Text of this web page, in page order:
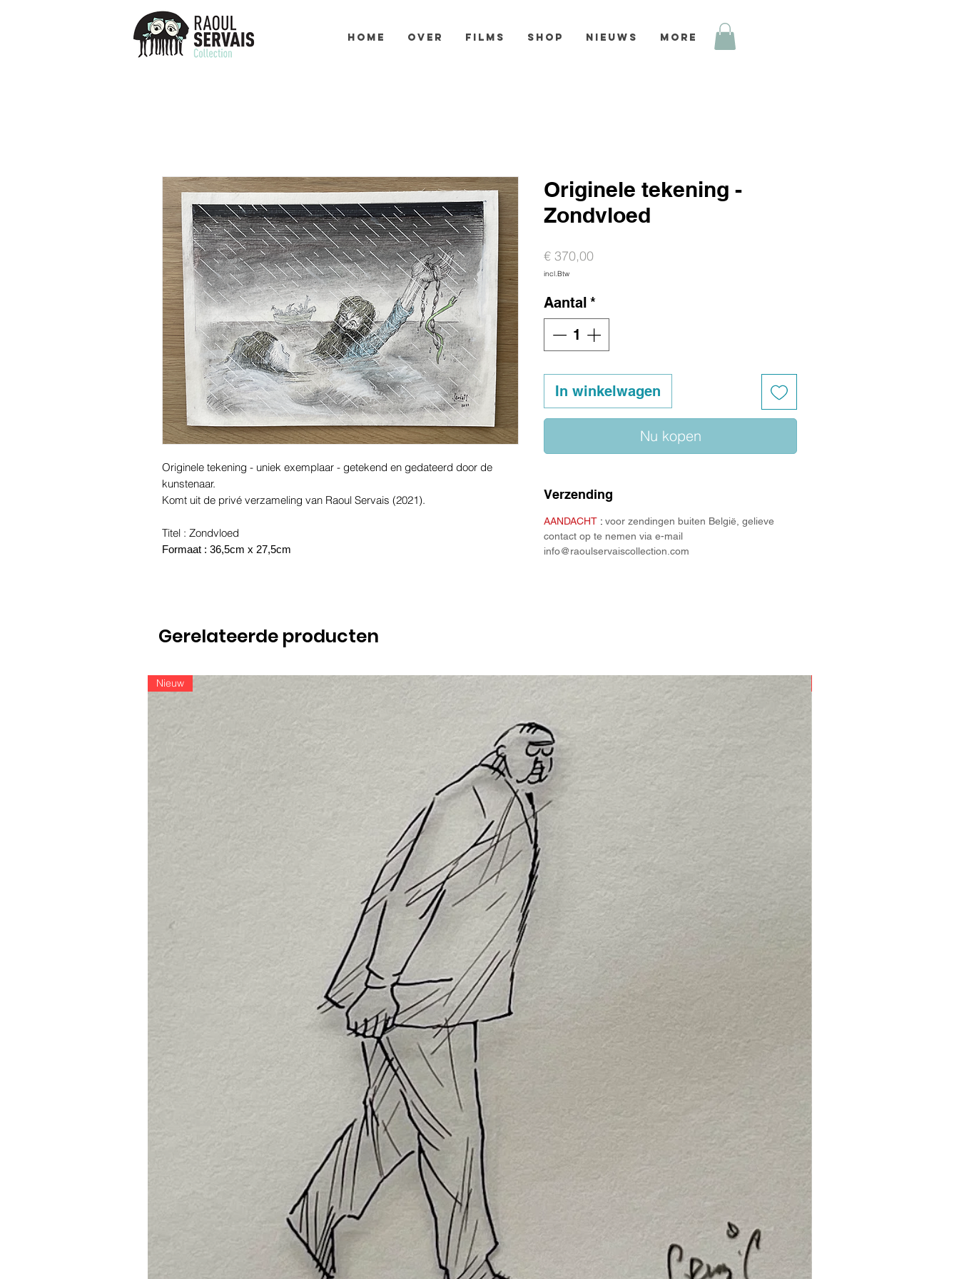
HOME OVER FILMS SHOP NIEUWS More
Originele tekening - uniek exemplaar - getekend en gedateerd door de
kunstenaar.
Komt uit de privé verzameling van Raoul Servais (2021).
Titel : Zondvloed
Formaat : 36,5cm x 27,5cm
Originele tekening -
Zondvloed
€ 370,00Prijs
incl.Btw
Aantal *
In winkelwagen
Nu kopen
Verzending
AANDACHT : voor zendingen buiten België, gelieve
contact op te nemen via e-mail
info@raoulservaiscollection.com
Gerelateerde producten
Nieuw